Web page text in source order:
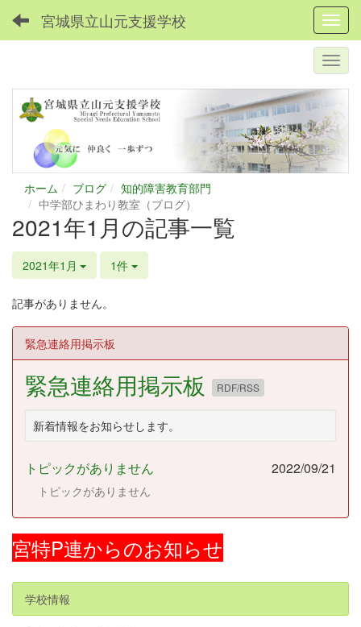
宮城県立山元支援学校
ホーム ブログ
知的障害教育部門
中学部ひまわり教室（ブログ）
2021年1月の記事一覧
2021年1月 1件
記事がありません。
緊急連絡用掲示板
緊急連絡用掲示板 RDF/RSS
新着情報をお知らせします。
トピックがありません 2022/09/21
トピックがありません
宮特P連からのお知らせ
学校情報